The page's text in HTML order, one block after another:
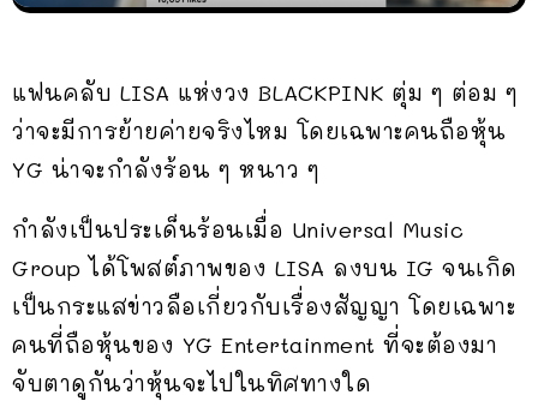
แฟนคลับ LISA แห่งวง BLACKPINK ตุ่ม ๆ ต่อม ๆ
ว่าจะมีการย้ายค่ายจริงไหม โดยเฉพาะคนถือหุ้น
YG น่าจะกำลังร้อน ๆ หนาว ๆ
กำลังเป็นประเด็นร้อนเมื่อ Universal Music
Group ได้โพสต์ภาพของ LISA ลงบน IG จนเกิด
เป็นกระแสข่าวลือเกี่ยวกับเรื่องสัญญา โดยเฉพาะ
คนที่ถือหุ้นของ YG Entertainment ที่จะต้องมา
จับตาดูกันว่าหุ้นจะไปในทิศทางใด